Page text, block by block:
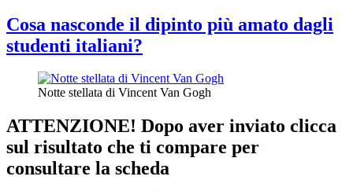
Cosa nasconde il dipinto più amato dagli
studenti italiani?
Notte stellata di Vincent Van Gogh
ATTENZIONE! Dopo aver inviato clicca
sul risultato che ti compare per
consultare la scheda